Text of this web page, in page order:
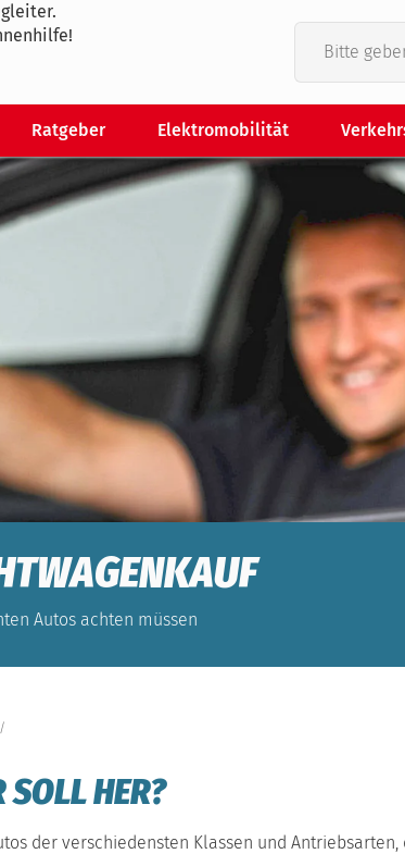
Ratgeber Elektromobilität
Autos achten müssen
SOLL HER?
der verschiedensten Klassen und